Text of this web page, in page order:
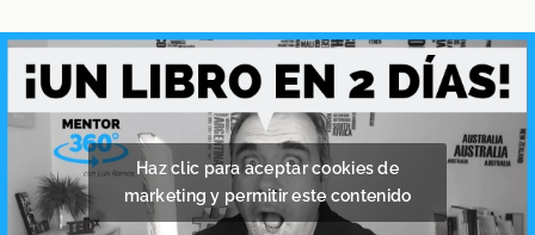
Haz clic para aceptar cookies de
marketing y permitir este contenido